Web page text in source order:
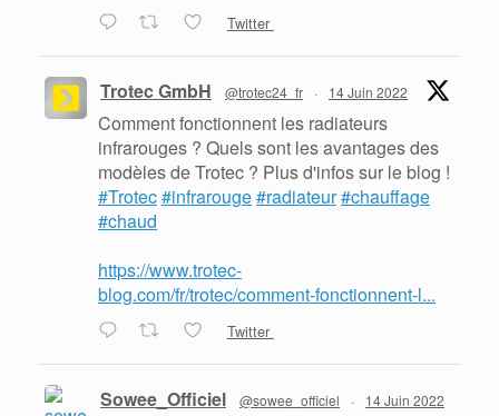
Twitter
Trotec GmbH @trotec24_fr · 14 Juin 2022
Comment fonctionnent les radiateurs
infrarouges ? Quels sont les avantages des
modèles de Trotec ? Plus d'infos sur le blog !
#Trotec#infrarouge#radiateur#chauffage
#chaud
https://www.trotec-
blog.com/fr/trotec/comment-fonctionnent-l...
Twitter
Sowee_Officiel @sowee_officiel · 14 Juin 2022